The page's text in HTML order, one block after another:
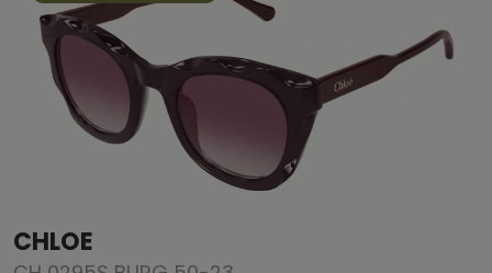
CHLOE